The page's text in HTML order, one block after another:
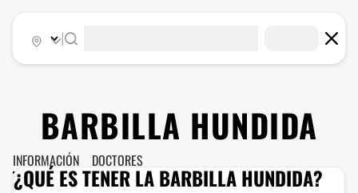
BARBILLA HUNDIDA
INFORMACIÓN DOCTORES
¿QUÉ ES TENER LA BARBILLA HUNDIDA?